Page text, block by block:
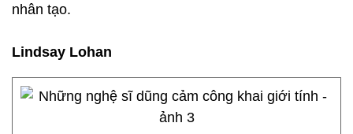
nhân tạo.
Lindsay Lohan